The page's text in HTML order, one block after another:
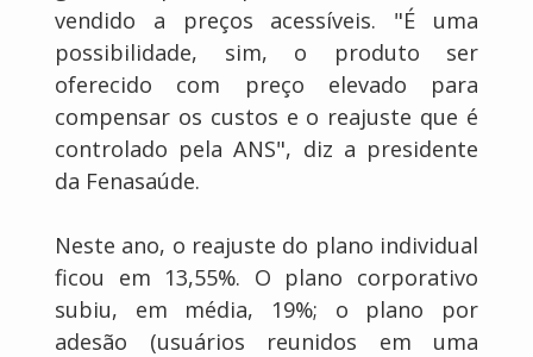
vendido a preços acessíveis. "É uma
possibilidade, sim, o produto ser
oferecido com preço elevado para
compensar os custos e o reajuste que é
controlado pela ANS", diz a presidente
da Fenasaúde.
Neste ano, o reajuste do plano individual
ficou em 13,55%. O plano corporativo
subiu, em média, 19%; o plano por
adesão (usuários reunidos em uma